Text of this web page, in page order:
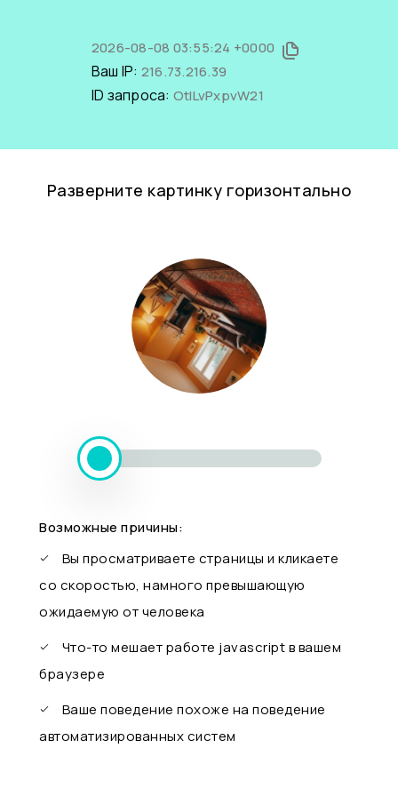
2026-08-08 03:55:24 +0000
Ваш IP: 216.73.216.39
ID запроса: OtILvPxpvW21
Разверните картинку горизонтально
Возможные причины:
Вы просматриваете страницы и кликаете
со скоростью, намного превышающую
ожидаемую от человека
Что-то мешает работе javascript в вашем
браузере
Ваше поведение похоже на поведение
автоматизированных систем